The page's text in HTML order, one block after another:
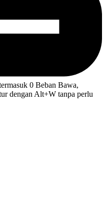
0 Beban Bawa,
dengan Alt+W tanpa perlu